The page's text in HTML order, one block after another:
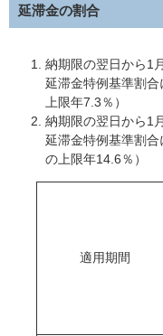
延滞金の割合
納期限の翌日から1
延滞金特例基準割
上限年7.3％）
納期限の翌日から1
延滞金特例基準割
の上限年14.6％）​
適用期間